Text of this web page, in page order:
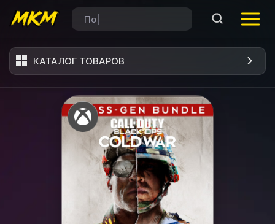
КАТАЛОГ ТОВАРОВ